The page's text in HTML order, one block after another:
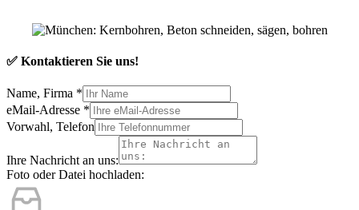
✅ Kontaktieren Sie uns!
Name, Firma *
eMail-Adresse *
Vorwahl, Telefon
Ihre Nachricht an uns:
Foto oder Datei hochladen: